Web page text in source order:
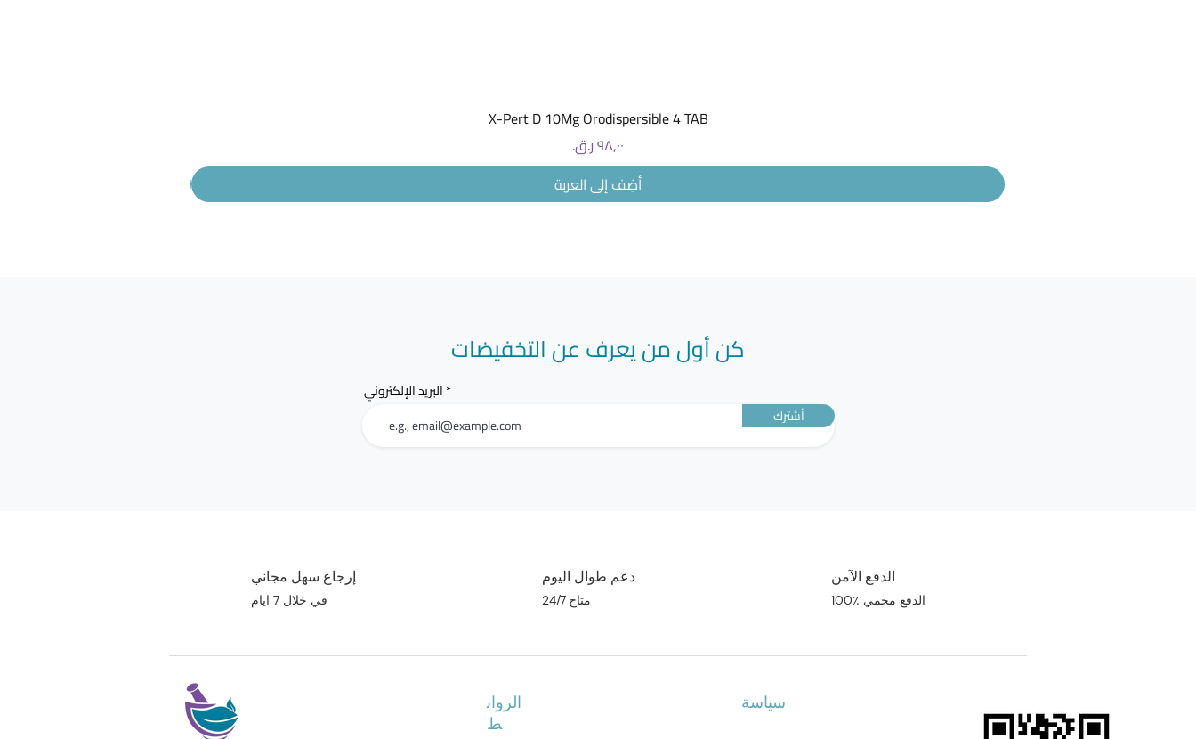
العرض السريع
X-Pert D 10Mg Orodispersible 4 TAB
السعر
أضِف إلى العربة
كن أول من يعرف عن التخفيضات
البريد الإلكتروني
أشترك
إرجاع سهل مجاني
في خلال 7 ايام
دعم طوال اليوم
متاح 24/7
الدفع الآمن
100٪ الدفع محمي
الرواب
ط
سياسة